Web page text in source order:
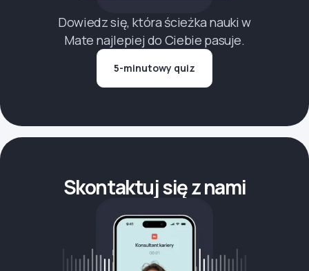
Dowiedz się, która ścieżka nauki w
Mate najlepiej do Ciebie pasuje.
5-minutowy quiz
Skontaktuj się z nami